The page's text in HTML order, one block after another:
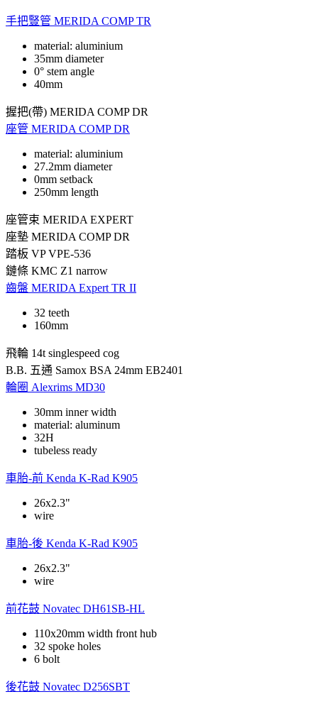
手把豎管 MERIDA COMP TR
material: aluminium
35mm diameter
0° stem angle
40mm
握把(帶) MERIDA COMP DR
座管 MERIDA COMP DR
material: aluminium
27.2mm diameter
0mm setback
250mm length
座管束 MERIDA EXPERT
座墊 MERIDA COMP DR
踏板 VP VPE-536
鏈條 KMC Z1 narrow
齒盤 MERIDA Expert TR II
32 teeth
160mm
飛輪 14t singlespeed cog
B.B. 五通 Samox BSA 24mm EB2401
輪圈 Alexrims MD30
30mm inner width
material: aluminum
32H
tubeless ready
車胎-前 Kenda K-Rad K905
26x2.3"
wire
車胎-後 Kenda K-Rad K905
26x2.3"
wire
前花鼓 Novatec DH61SB-HL
110x20mm width front hub
32 spoke holes
6 bolt
後花鼓 Novatec D256SBT